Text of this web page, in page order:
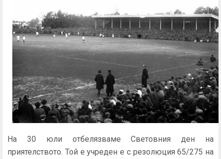
На 30 юли отбелязваме Световния ден на
приятелството. Той е учреден е с резолюция 65/275 на